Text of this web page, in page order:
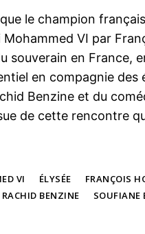
le champion
Mohammed VI par
souverain en France,
en compagnie des
Benzine et du
de cette rencontre
VI ÉLYSÉE FRANÇOIS
RACHID BENZINE SOUFIANE